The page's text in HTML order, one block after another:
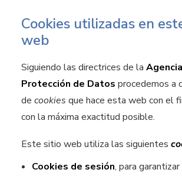
Cookies utilizadas en
web
Siguiendo las directrices de la
Protección de Datos procedemos a
de cookies que hace esta web con el
con la máxima exactitud posible.
Este sitio web utiliza las siguientes
Cookies de sesión, para